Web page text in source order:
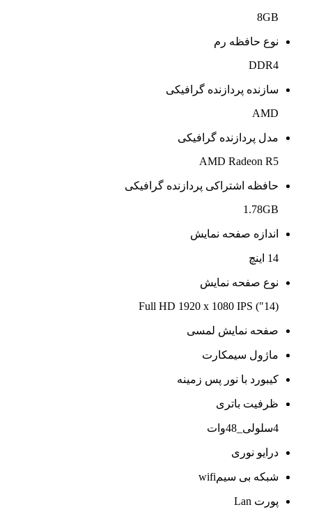
8GB
نوع حافظه رم
DDR4
سازنده پردازنده گرافیکی
AMD
مدل پردازنده گرافیکی
AMD Radeon R5
حافظه اشتراکی پردازنده گرافیکی
1.78GB
اندازه صفحه نمایش
14 اینچ
نوع صفحه نمایش
(14") Full HD 1920 x 1080 IPS
صفحه نمایش لمسی
ماژول سیمکارت
کیبورد با نور پس زمینه
ظرفیت باتری
4سلولی_48وات
درایو نوری
شبکه بی سیمwifi
پورت Lan